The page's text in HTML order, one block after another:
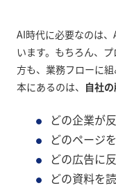
AI時代に必要なのは
います。もちろん、
方も、業務フローに
本にあるのは、 自社
どの企業が
どのページ
どの広告に
どの資料を